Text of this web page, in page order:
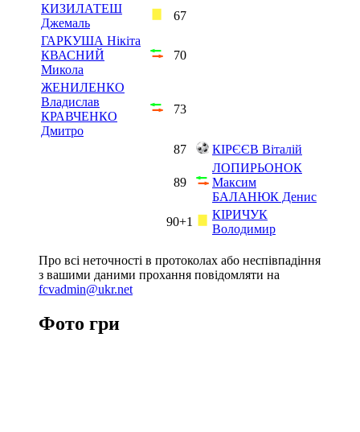
КИЗИЛАТЕШ
Джемаль
67
ГАРКУША Нікіта
КВАСНИЙ
Микола
70
ЖЕНИЛЕНКО
Владислав
КРАВЧЕНКО
Дмитро
73
87 КІРЄЄВ Віталій
89
ЛОПИРЬОНОК
Максим
БАЛАНЮК Денис
90+1
КІРИЧУК
Володимир
Про всі неточності в протоколах або неспівпадіння
з вашими даними прохання повідомляти на
fcvadmin@ukr.net
Фото гри